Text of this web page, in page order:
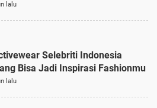
lalu
Selebriti Indonesia
Bisa Jadi Inspirasi Fashionmu
lalu